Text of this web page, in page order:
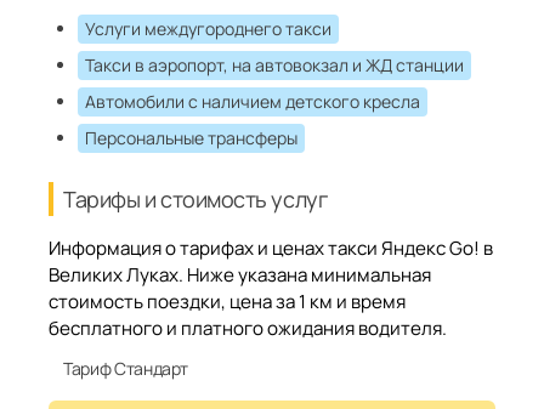
Услуги междугороднего такси
Такси в аэропорт, на автовокзал и ЖД станции
Автомобили с наличием детского кресла
Персональные трансферы
Тарифы и стоимость услуг
Информация о тарифах и ценах такси Яндекс Go! в
Великих Луках. Ниже указана минимальная
стоимость поездки, цена за 1 км и время
бесплатного и платного ожидания водителя.
Тариф Стандарт